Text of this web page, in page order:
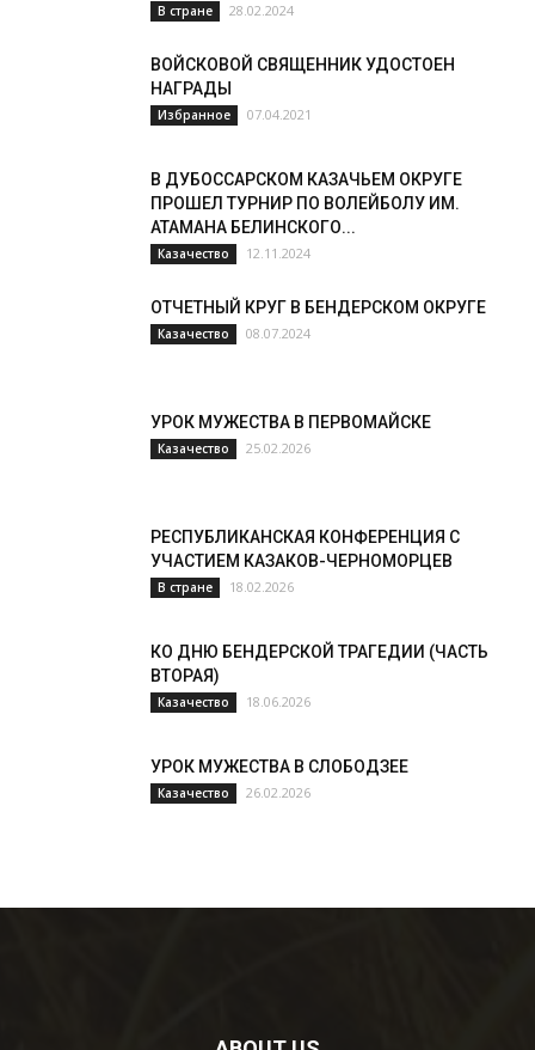
В стране 28.02.2024
ВОЙСКОВОЙ СВЯЩЕННИК УДОСТОЕН
НАГРАДЫ
Избранное 07.04.2021
В ДУБОССАРСКОМ КАЗАЧЬЕМ ОКРУГЕ
ПРОШЕЛ ТУРНИР ПО ВОЛЕЙБОЛУ ИМ.
АТАМАНА БЕЛИНСКОГО...
Казачество 12.11.2024
ОТЧЕТНЫЙ КРУГ В БЕНДЕРСКОМ ОКРУГЕ
Казачество 08.07.2024
УРОК МУЖЕСТВА В ПЕРВОМАЙСКЕ
Казачество 25.02.2026
РЕСПУБЛИКАНСКАЯ КОНФЕРЕНЦИЯ С
УЧАСТИЕМ КАЗАКОВ-ЧЕРНОМОРЦЕВ
В стране 18.02.2026
КО ДНЮ БЕНДЕРСКОЙ ТРАГЕДИИ (ЧАСТЬ
ВТОРАЯ)
Казачество 18.06.2026
УРОК МУЖЕСТВА В СЛОБОДЗЕЕ
Казачество 26.02.2026